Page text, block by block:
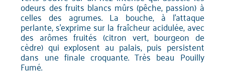
odeurs des fruits blancs mûrs (pêche, passion) à
celles des agrumes. La bouche, à l'attaque
perlante, s'exprime sur la fraîcheur acidulée, avec
des arômes fruités (citron vert, bourgeon de
cèdre) qui explosent au palais, puis persistent
dans une finale croquante. Très beau Pouilly
Fumé.